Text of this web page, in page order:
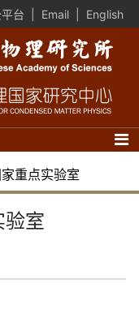
台 Email English
重点实验室
验室